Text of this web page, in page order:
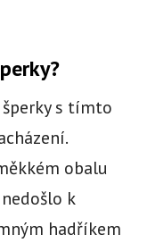
s tímto
obalu
k
hadříkem